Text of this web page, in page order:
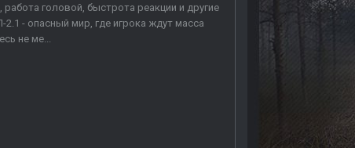
головой, быстрота реакции и другие
- опасный мир, где игрока ждут масса
не ме...